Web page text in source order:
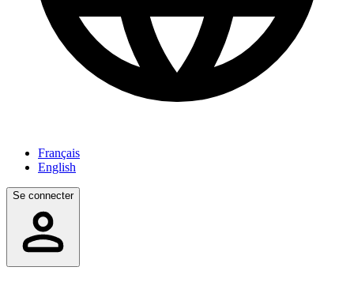
Français
English
Se connecter